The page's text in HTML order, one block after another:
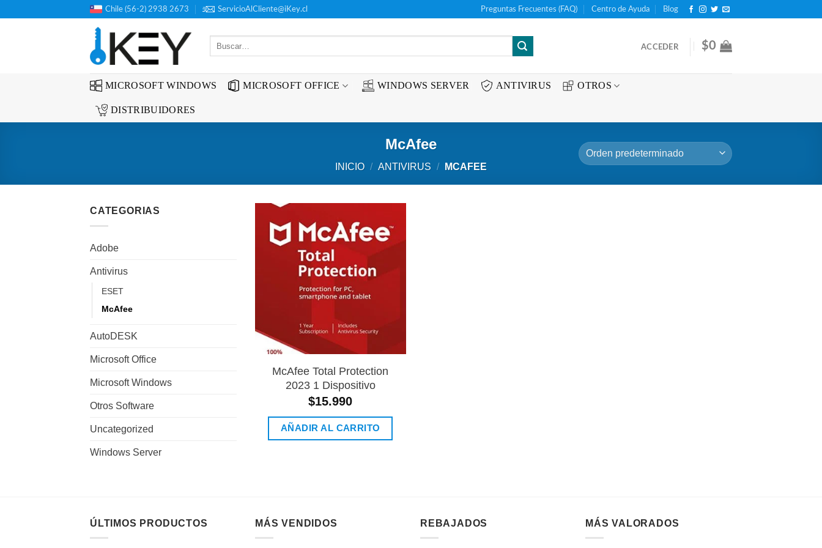
Chile (56-2) 2938 2673 ServicioAlCliente@iKey.cl Preguntas Frecuentes (FAQ) Centro de Ayuda Blog
ACCEDER $0
MICROSOFT WINDOWS MICROSOFT OFFICE WINDOWS SERVER ANTIVIRUS OTROS
DISTRIBUIDORES
McAfee
INICIO / ANTIVIRUS / MCAFEE
CATEGORIAS
Adobe
Antivirus
ESET
McAfee
AutoDESK
Microsoft Office
Microsoft Windows
Otros Software
Uncategorized
Windows Server
Añadir
a la
lista de
McAfee Total Protection
2023 1 Dispositivo
$15.990
AÑADIR AL CARRITO
ÚLTIMOS PRODUCTOS MÁS VENDIDOS REBAJADOS MÁS VALORADOS